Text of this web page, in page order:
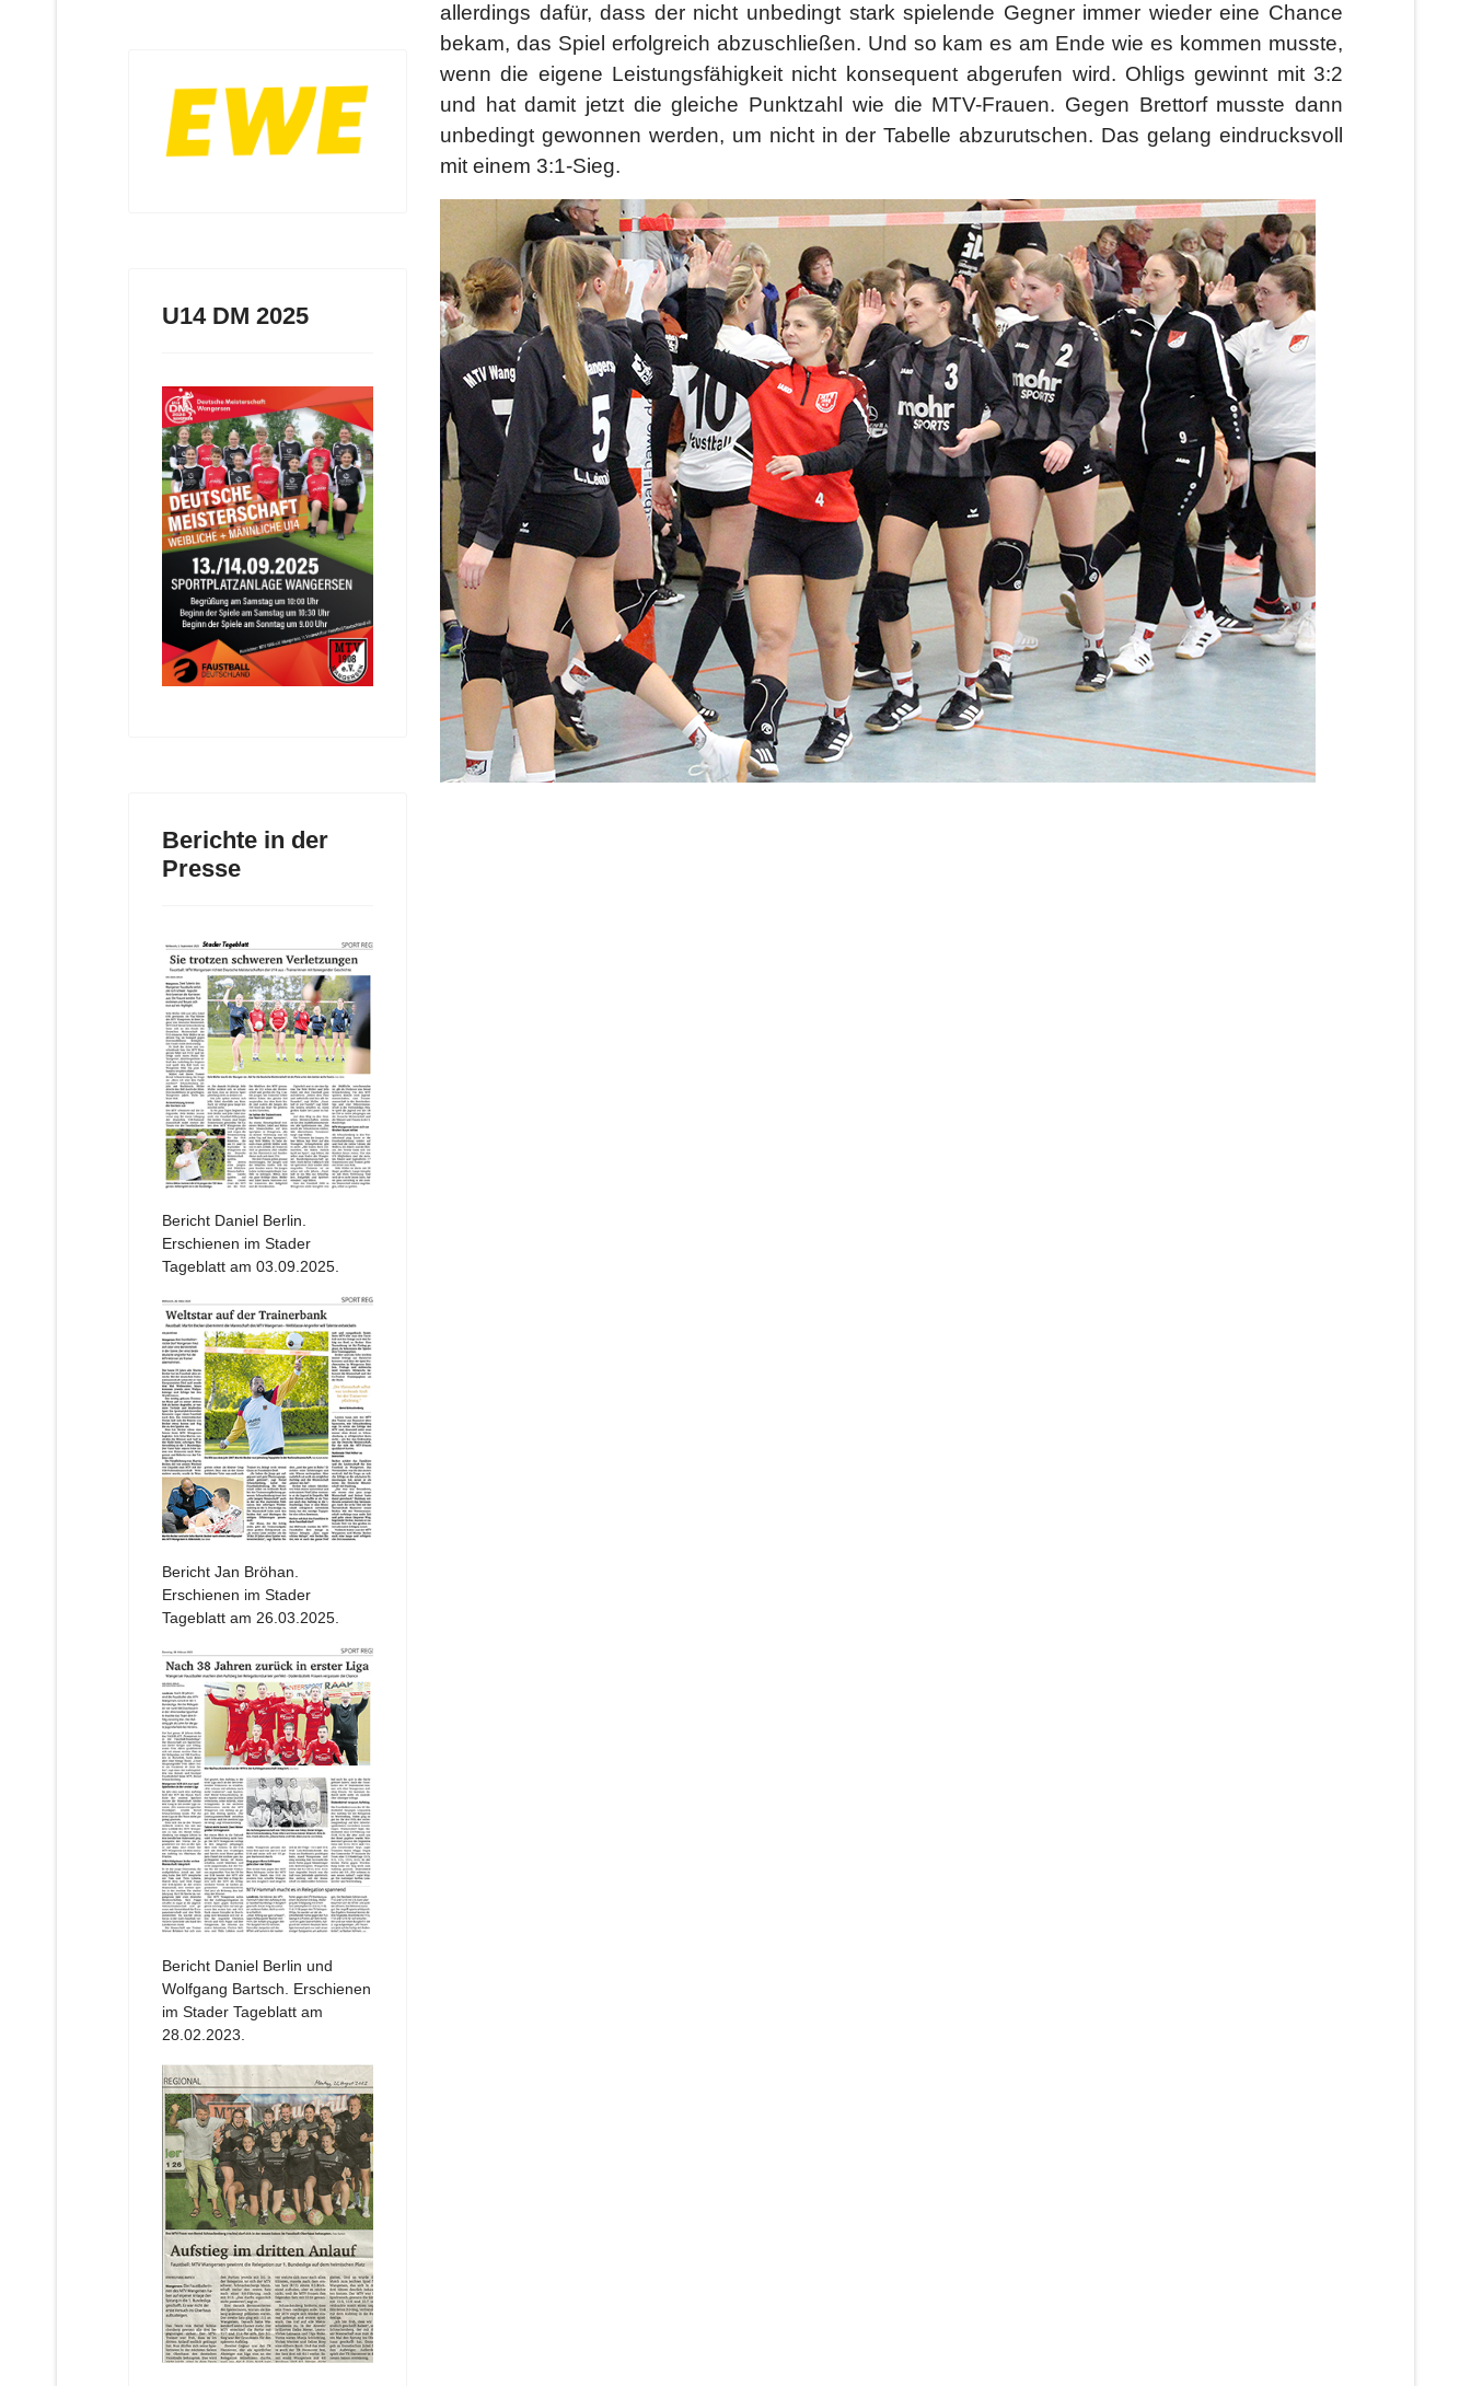
U14 DM 2025
Berichte in der
Presse
Bericht Daniel Berlin.
Erschienen im Stader
Tageblatt am 03.09.2025.
Bericht Jan Bröhan.
Erschienen im Stader
Tageblatt am 26.03.2025.
Bericht Daniel Berlin und
Wolfgang Bartsch. Erschienen
im Stader Tageblatt am
28.02.2023.
allerdings dafür, dass der nicht unbedingt stark spielende Gegner immer wieder eine Chance
bekam, das Spiel erfolgreich abzuschließen. Und so kam es am Ende wie es kommen musste,
wenn die eigene Leistungsfähigkeit nicht konsequent abgerufen wird. Ohligs gewinnt mit 3:2
und hat damit jetzt die gleiche Punktzahl wie die MTV-Frauen. Gegen Brettorf musste dann
unbedingt gewonnen werden, um nicht in der Tabelle abzurutschen. Das gelang eindrucksvoll
mit einem 3:1-Sieg.